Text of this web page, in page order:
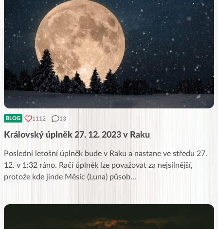
BLOG 1112 13
Královský úplněk 27. 12. 2023 v Raku
Poslední letošní úplněk bude v Raku a nastane ve středu 27.
12. v 1:32 ráno. Račí úplněk lze považovat za nejsilnější,
protože kde jinde Měsíc (Luna) působ...